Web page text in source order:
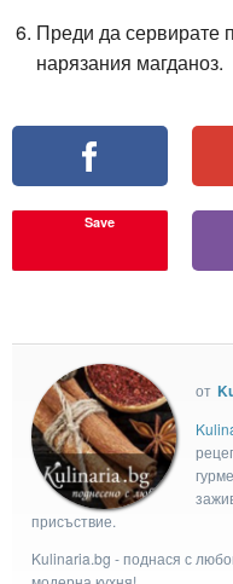
Преди да сервирате
нарязания магданоз.
Save
от
присъствие.
Kulinaria.bg - поднася с